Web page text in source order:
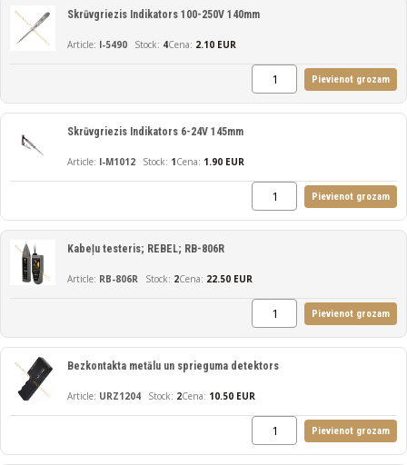
I-5490
Skrūvgriezis Indikators 100-250V 140mm
4Cena: 2.10 EUR
Pievienot grozam
I-M1012
Skrūvgriezis Indikators 6-24V 145mm
1Cena: 1.90 EUR
Pievienot grozam
RB-806R
Kabeļu testeris; REBEL; RB-806R
2Cena: 22.50 EUR
Pievienot grozam
URZ1204
Bezkontakta metālu un sprieguma detektors
2Cena: 10.50 EUR
Pievienot grozam